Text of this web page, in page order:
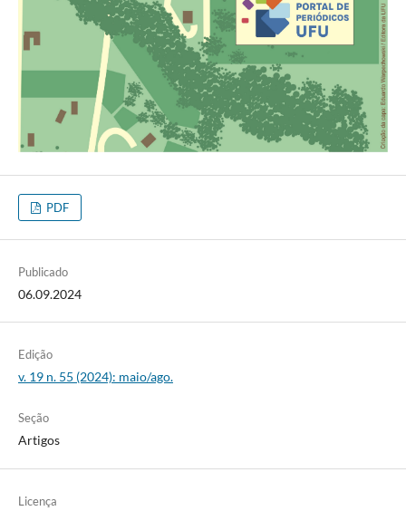
PDF
Publicado
06.09.2024
Edição
v. 19 n. 55 (2024): maio/ago.
Seção
Artigos
Licença